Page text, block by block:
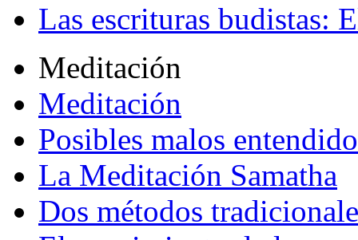
Las escrituras budistas:
Meditación
Meditación
Posibles malos
La Meditación Samatha
Dos métodos